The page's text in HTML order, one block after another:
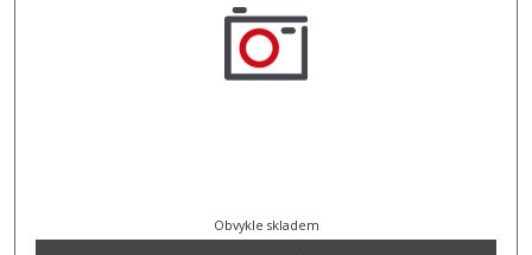
Obvykle skladem